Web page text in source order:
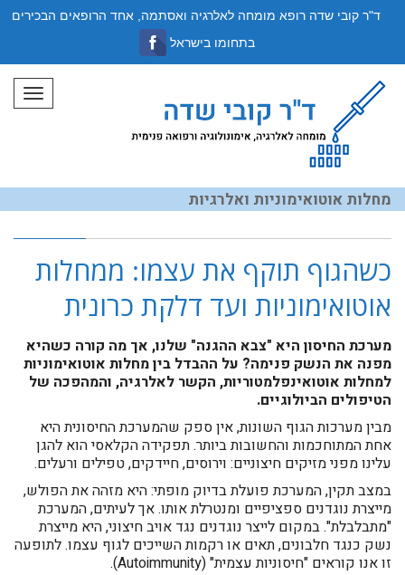
תפריט
מחלות אוטואימוניות ואלרגיות
כשהגוף תוקף את עצמו: ממחלות
אוטואימוניות ועד דלקת כרונית
מערכת החיסון היא "צבא ההגנה" שלנו, אך מה קורה כשהיא
מפנה את הנשק פנימה? על ההבדל בין מחלות אוטואימוניות
למחלות אוטואינפלמטוריות, הקשר לאלרגיה, והמהפכה של
הטיפולים הביולוגיים.
מבין מערכות הגוף השונות, אין ספק שהמערכת החיסונית היא
אחת המתוחכמות והחשובות ביותר. תפקידה הקלאסי הוא להגן
עלינו מפני מזיקים חיצוניים: וירוסים, חיידקים, טפילים ורעלים.
במצב תקין, המערכת פועלת בדיוק מופתי: היא מזהה את הפולש,
מייצרת נוגדנים ספציפיים ומנטרלת אותו. אך לעיתים, המערכת
"מתבלבלת". במקום לייצר נוגדנים נגד אויב חיצוני, היא מייצרת
נשק כנגד חלבונים, תאים או רקמות השייכים לגוף עצמו. לתופעה
זו אנו קוראים "חיסוניות עצמית" (Autoimmunity).
ד"ר קובי שדה רופא מומחה לאלרגיה ואסתמה, אחד הרופאים הבכירים
בתחומו בישראל